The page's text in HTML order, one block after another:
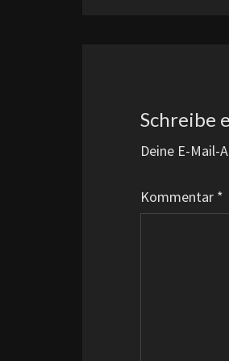
Schreibe
Deine E-Mail-
Kommentar *